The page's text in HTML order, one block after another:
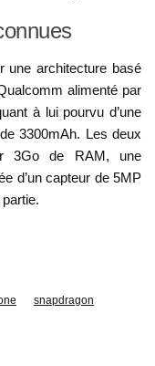
une architecture basé
alimenté par
à lui pourvu d’une
3300mAh. Les deux
3Go de RAM, une
d’un capteur de 5MP
snapdragon